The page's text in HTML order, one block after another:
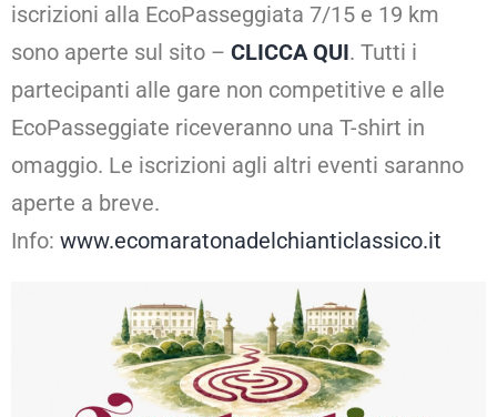
iscrizioni alla EcoPasseggiata 7/15 e 19 km
sono aperte sul sito – CLICCA QUI. Tutti i
partecipanti alle gare non competitive e alle
EcoPasseggiate riceveranno una T-shirt in
omaggio. Le iscrizioni agli altri eventi saranno
aperte a breve.
Info: www.ecomaratonadelchianticlassico.it